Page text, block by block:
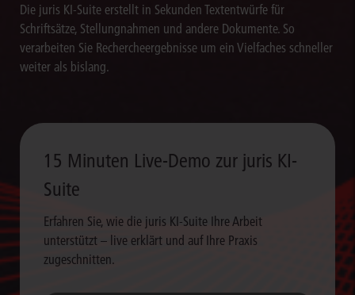
Die juris KI-Suite erstellt in Sekunden Textentwürfe für
Schriftsätze, Stellungnahmen und andere Dokumente. So
verarbeiten Sie Rechercheergebnisse um ein Vielfaches schneller
weiter als bislang.
15 Minuten Live-Demo zur juris KI-
Suite
Erfahren Sie, wie die juris KI-Suite Ihre Arbeit
unterstützt – live erklärt und auf Ihre Praxis
zugeschnitten.